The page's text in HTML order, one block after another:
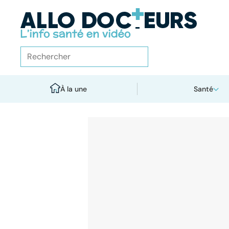
À la une Santé